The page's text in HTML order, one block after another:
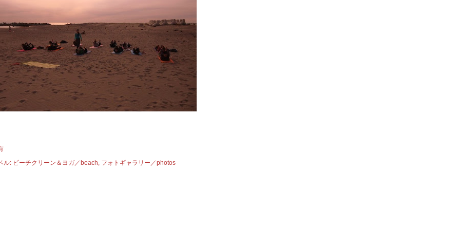
ル: ビーチクリーン＆ヨガ／beach フォトギャラリー／photos